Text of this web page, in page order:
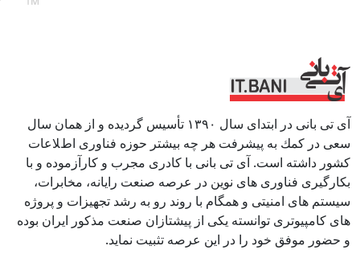
آی تی بانی در ابتداى سال ١٣٩٠ تأسيس گرديده و از همان سال
سعى در كمك به پيشرفت هر چه بيشتر حوزه فناورى اطﻼعات
كشور داشته است. آی تی بانی با كادرى مجرب و كارآزموده و با
بكارگيرى فناوری هاى نوين در عرصه صنعت رايانه، مخابرات،
سيستم هاى امنيتى و همگام با روند رو به رشد تجهيزات و پروژه
هاى كامپيوترى توانسته يكى از پيشتازان صنعت مذكور ايران بوده
و حضور موفق خود را در اين عرصه تثبيت نمايد.